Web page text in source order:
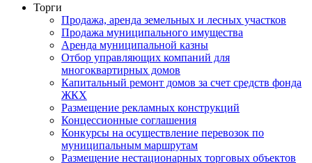
Торги
Продажа, аренда земельных и лесных участков
Продажа муниципального имущества
Аренда муниципальной казны
Отбор управляющих компаний для
многоквартирных домов
Капитальный ремонт домов за счет средств фонда
ЖКХ
Размещение рекламных конструкций
Концессионные соглашения
Конкурсы на осуществление перевозок по
муниципальным маршрутам
Размещение нестационарных торговых объектов